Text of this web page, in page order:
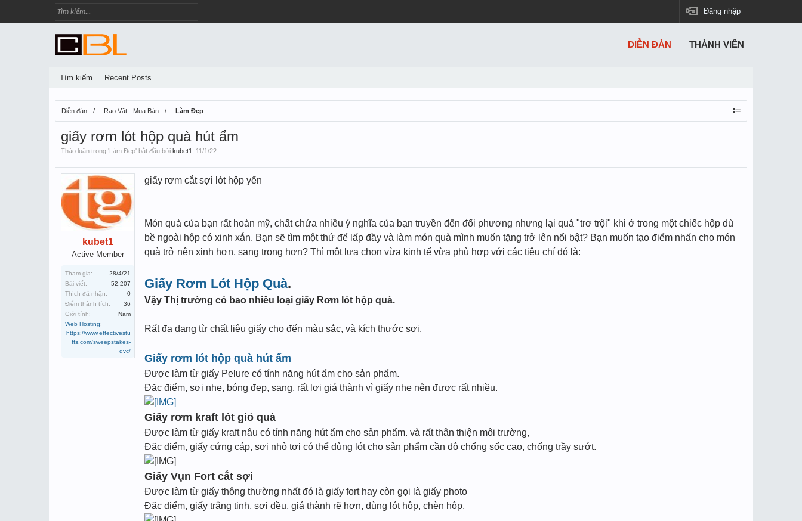
Đăng nhập
Diễn đàn Rao Vặt - Mua Bán Làm Đẹp
giấy rơm lót hộp quà hút ẩm
Thảo luận trong 'Làm Đẹp' bắt đầu bởi kubet1 11/1/22
kubet1
Active Member
Tham gia:
28/4/21
Bài viết:
52,207
Thích đã nhận:
0
Điểm thành tích:
36
Giới tính:
Nam
Web Hosting:
https://www.effectivestu
ffs.com/sweepstakes-
qvc/
giấy rơm cắt sợi lót hộp yến
Món quà của bạn rất hoàn mỹ, chất chứa nhiều ý nghĩa của bạn truyền đến đối phương nhưng lại quá "trơ trội" khi ở trong một chiếc hộp dù
bề ngoài hộp có xinh xắn. Bạn sẽ tìm một thứ để lấp đầy và làm món quà mình muốn tặng trở lên nổi bật? Bạn muốn tạo điểm nhấn cho món
quà trở nên xinh hơn, sang trọng hơn? Thì một lựa chọn vừa kinh tế vừa phù hợp với các tiêu chí đó là:
Giấy Rơm Lót Hộp Quà.
Vậy Thị trường có bao nhiêu loại giấy Rơm lót hộp quà.
Rất đa dạng từ chất liệu giấy cho đến màu sắc, và kích thước sợi.
Giấy rơm lót hộp quà hút ẩm
Được làm từ giấy Pelure có tính năng hút ẩm cho sản phẩm.
Đặc điểm, sợi nhẹ, bóng đẹp, sang, rất lợi giá thành vì giấy nhẹ nên được rất nhiều.
Giấy rơm kraft lót giỏ quà
Được làm từ giấy kraft nâu có tính năng hút ẩm cho sản phẩm. và rất thân thiện môi trường,
Đặc điểm, giấy cứng cáp, sợi nhỏ tơi có thể dùng lót cho sản phẩm cần độ chống sốc cao, chống trầy sướt.
Giấy Vụn Fort cắt sợi
Được làm từ giấy thông thường nhất đó là giấy fort hay còn gọi là giấy photo
Đặc điểm, giấy trắng tinh, sợi đều, giá thành rẽ hơn, dùng lót hộp, chèn hộp,
DIỄN ĐÀN
Tìm kiếm Recent Posts
THÀNH VIÊN